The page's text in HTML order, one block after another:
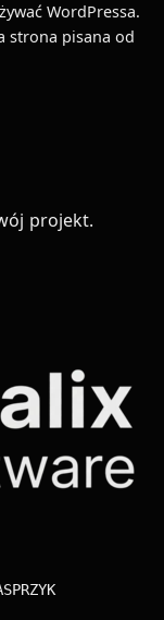
WordPressa.
strona pisana od
projekt.